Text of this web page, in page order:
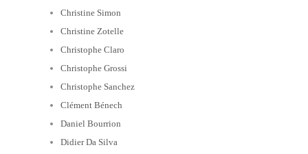
Christine Simon
Christine Zotelle
Christophe Claro
Christophe Grossi
Christophe Sanchez
Clément Bénech
Daniel Bourrion
Didier Da Silva